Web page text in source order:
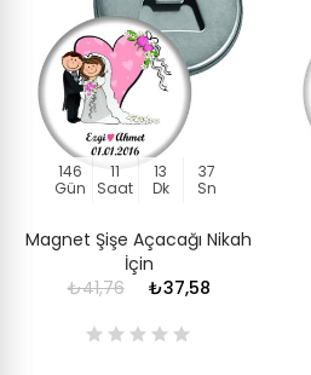
146
Gün
11
Saat
13
Dk
37
Sn
Magnet Şişe Açacağı Nikah
İçin
₺41,76
₺37,58